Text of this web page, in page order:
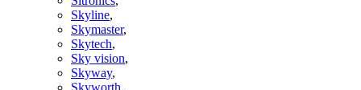
Skyline,
Skymaster,
Skytech,
Sky vision,
Skyway,
Skyworth,